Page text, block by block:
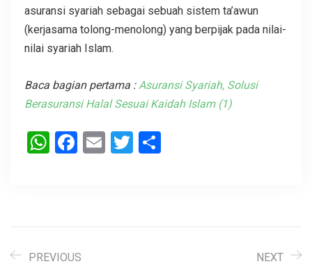
asuransi syariah sebagai sebuah sistem ta’awun
(kerjasama tolong-menolong) yang berpijak pada nilai-
nilai syariah Islam.
Baca bagian pertama :Asuransi Syariah, Solusi
Berasuransi Halal Sesuai Kaidah Islam (1)
WhatsApp
Facebook
EmailTwitter
PREVIOUS NEXT